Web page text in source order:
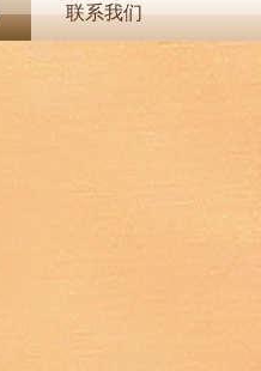
联系我们